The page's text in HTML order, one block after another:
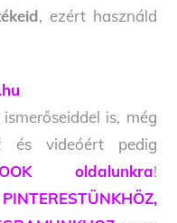
, ezért használd
is, még
és videóért pedig
oldalunkra!
PINTERESTÜNKHÖZ,